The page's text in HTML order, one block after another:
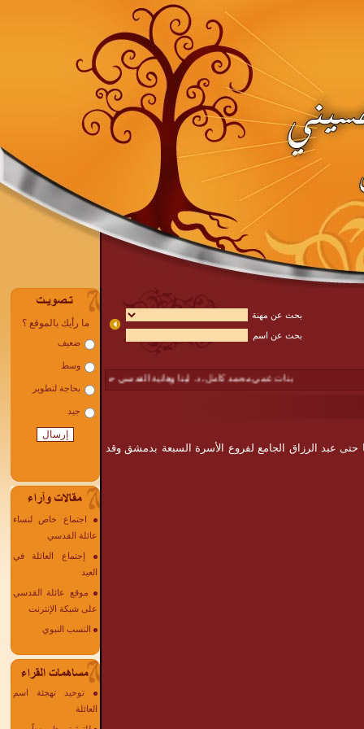
اجتماع خاص لنساء
عائلة القدسي
إجتماع العائلة في
العيد
موقع عائلة القدسي
على شبكة الإنترنت
النسب النبوي
توحيد تهجئة اسم
العائلة
بحث عن مهنة
بحث عن اسم
بنات عمي محمد كامل، د. لينا وهانية القدسي حجاً مبروراً : امل القدسي
حتى عبد الرزاق الجامع لفروع الأسرة السبعة بدمشق وقد